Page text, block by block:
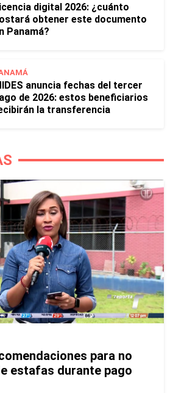
digital 2026: ¿cuánto
obtener este documento
Panamá?
anuncia fechas del tercer
de 2026: estos beneficiarios
la transferencia
para no
estafas durante pago